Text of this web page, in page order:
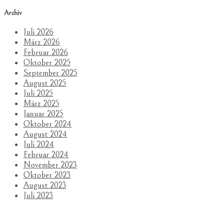
Archiv
Juli 2026
März 2026
Februar 2026
Oktober 2025
September 2025
August 2025
Juli 2025
März 2025
Januar 2025
Oktober 2024
August 2024
Juli 2024
Februar 2024
November 2023
Oktober 2023
August 2023
Juli 2023